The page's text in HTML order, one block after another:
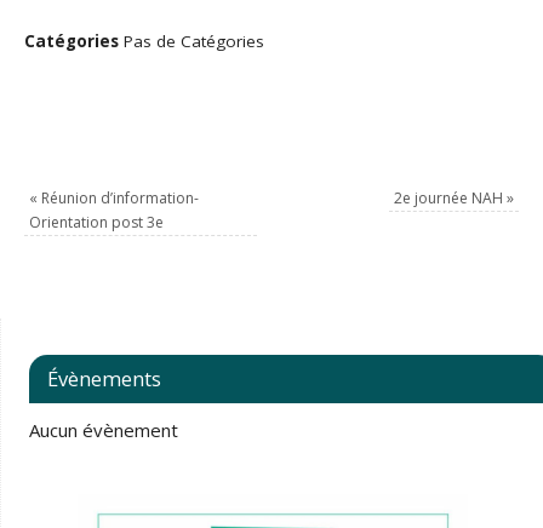
Catégories Pas de Catégories
« Réunion d’information-
Orientation post 3e
2e journée NAH »
Évènements
Aucun évènement